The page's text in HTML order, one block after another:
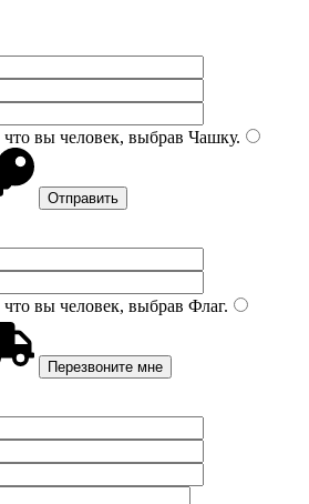
вы человек, выбрав Чашку.
вы человек, выбрав Флаг.